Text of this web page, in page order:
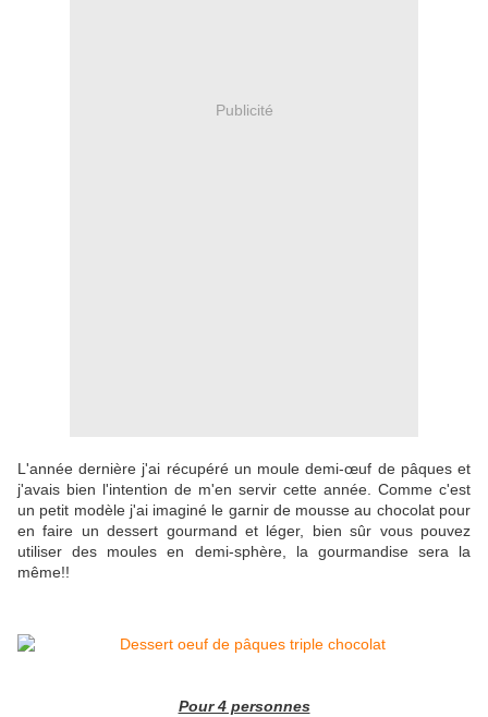
Publicité
L'année dernière j'ai récupéré un moule demi-œuf de pâques et
j'avais bien l'intention de m'en servir cette année. Comme c'est
un petit modèle j'ai imaginé le garnir de mousse au chocolat pour
en faire un dessert gourmand et léger, bien sûr vous pouvez
utiliser des moules en demi-sphère, la gourmandise sera la
même!!
Pour 4 personnes